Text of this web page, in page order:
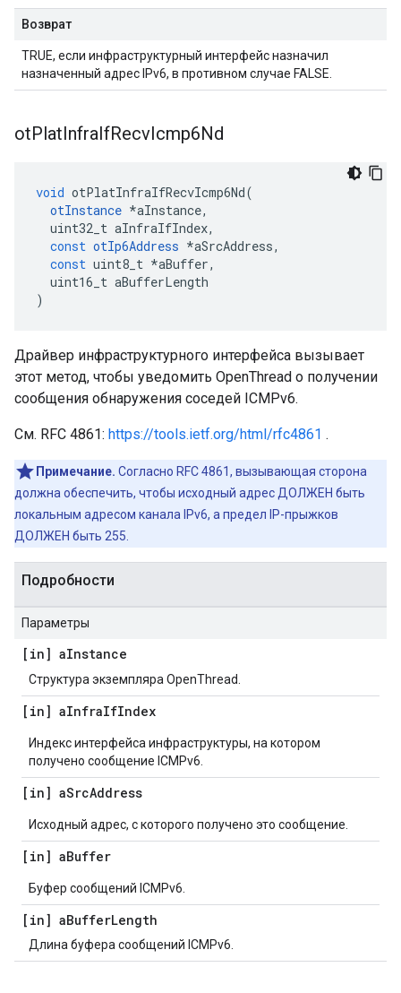
Возврат
TRUE, если инфраструктурный интерфейс назначил
назначенный адрес IPv6, в противном случае FALSE.
otPlatInfraIfRecvIcmp6Nd
void otPlatInfraIfRecvIcmp6Nd(
otInstance *aInstance,
uint32_t aInfraIfIndex,
const otIp6Address *aSrcAddress,
const uint8_t *aBuffer,
uint16_t aBufferLength
)
Драйвер инфраструктурного интерфейса вызывает
этот метод, чтобы уведомить OpenThread о получении
сообщения обнаружения соседей ICMPv6.
См. RFC 4861: https://tools.ietf.org/html/rfc4861 .
Примечание. Согласно RFC 4861, вызывающая сторона
должна обеспечить, чтобы исходный адрес ДОЛЖЕН быть
локальным адресом канала IPv6, а предел IP-прыжков
ДОЛЖЕН быть 255.
Подробности
Параметры
[in] aInstance
Структура экземпляра OpenThread.
[in] aInfraIfIndex
Индекс интерфейса инфраструктуры, на котором
получено сообщение ICMPv6.
[in] aSrcAddress
Исходный адрес, с которого получено это сообщение.
[in] aBuffer
Буфер сообщений ICMPv6.
[in] aBufferLength
Длина буфера сообщений ICMPv6.